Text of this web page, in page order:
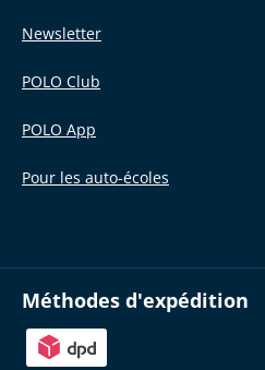
Newsletter
POLO Club
POLO App
Pour les auto-écoles
Méthodes d'expédition